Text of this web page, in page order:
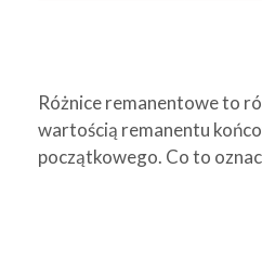
Różnice remanentowe to
wartością remanentu
początkowego. Co to